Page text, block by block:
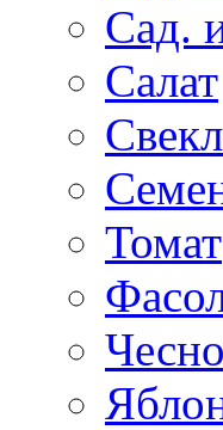
Сад.
Салат
Томат